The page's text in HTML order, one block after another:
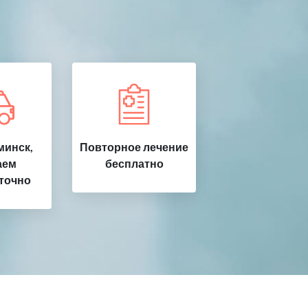
Повторное лечение
бесплатно